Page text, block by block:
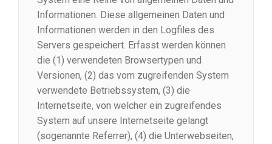
Informationen. Diese allgemeinen Daten und
Informationen werden in den Logfiles des
Servers gespeichert. Erfasst werden können
die (1) verwendeten Browsertypen und
Versionen, (2) das vom zugreifenden System
verwendete Betriebssystem, (3) die
Internetseite, von welcher ein zugreifendes
System auf unsere Internetseite gelangt
(sogenannte Referrer), (4) die Unterwebseiten,